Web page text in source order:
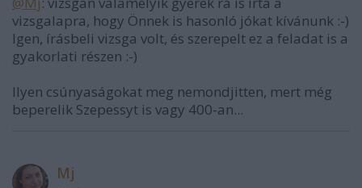
vizsgalapra, hogy Önnek is hasonló jókat kívánunk :-)
Igen, írásbeli vizsga volt, és szerepelt ez a feladat is a
gyakorlati részen :-)
Ilyen csúnyaságokat meg nemondjitten, mert még
beperelik Szepessyt is vagy 400-an...
Mj